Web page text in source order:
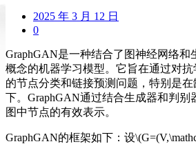
2025 年 3 月 12 日
0
GraphGAN是一种结合了图神经网络和
概念的机器学习模型。它旨在通过对
的节点分类和链接预测问题，特别是
下。GraphGAN通过结合生成器和判别
图中节点的有效表示。
GraphGAN的框架如下：设